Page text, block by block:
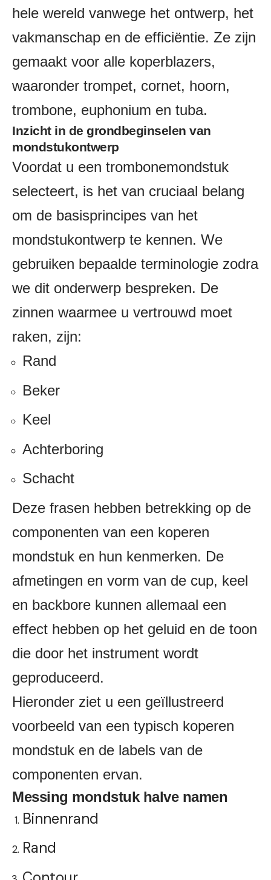
hele wereld vanwege het ontwerp, het
vakmanschap en de efficiëntie. Ze zijn
gemaakt voor alle koperblazers,
waaronder trompet, cornet, hoorn,
trombone, euphonium en tuba.
Inzicht in de grondbeginselen van
mondstukontwerp
Voordat u een trombonemondstuk
selecteert, is het van cruciaal belang
om de basisprincipes van het
mondstukontwerp te kennen. We
gebruiken bepaalde terminologie zodra
we dit onderwerp bespreken. De
zinnen waarmee u vertrouwd moet
raken, zijn:
Rand
Beker
Keel
Achterboring
Schacht
Deze frasen hebben betrekking op de
componenten van een koperen
mondstuk en hun kenmerken. De
afmetingen en vorm van de cup, keel
en backbore kunnen allemaal een
effect hebben op het geluid en de toon
die door het instrument wordt
geproduceerd.
Hieronder ziet u een geïllustreerd
voorbeeld van een typisch koperen
mondstuk en de labels van de
componenten ervan.
Messing mondstuk halve namen
Binnenrand
Rand